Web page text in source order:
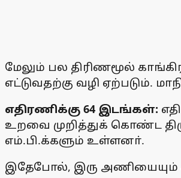
மேலும் பல திரிணமூல்
எட்டுவதற்கு வழி ஏற்படும்.
எதிரணிக்கு 64 இடங்கள்:
உறவை முறித்துக் கொண்ட
எம்.பி.க்களும் உள்ளனா்.
இதேபோல், இரு அணியையும்